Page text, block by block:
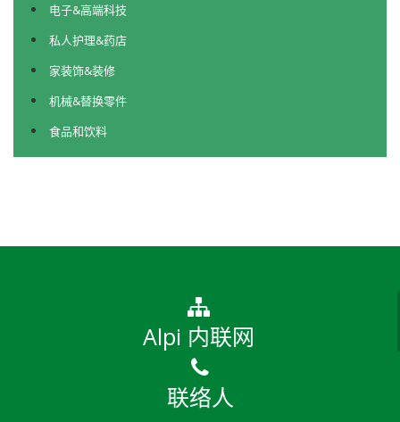
电子&高端科技
私人护理&药店
家装饰&装修
机械&替换零件
食品和饮料
Alpi 内联网
联络人